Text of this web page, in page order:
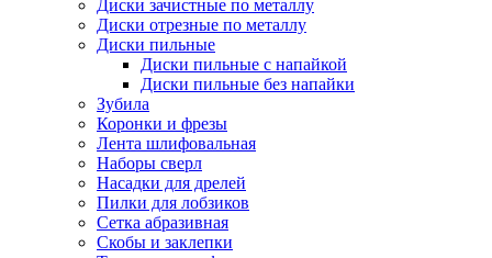
Диски зачистные по металлу
Диски отрезные по металлу
Диски пильные
Диски пильные с напайкой
Диски пильные без напайки
Зубила
Коронки и фрезы
Лента шлифовальная
Наборы сверл
Насадки для дрелей
Пилки для лобзиков
Сетка абразивная
Скобы и заклепки